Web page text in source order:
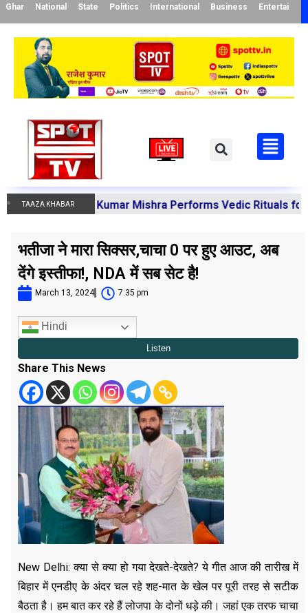
Ghar National State Politics International Business
TAAZA KHABAR
Manoj Kumar Mishra Performs Vedic Rituals for the
भतीजा ने मारा सिक्सर,चाचा 0 पर हुए आउट, अब
देंगे इस्तीफा!, NDA में सब सेट है!
March 13, 2024 7:35 pm
Hindi
Share This News
New Delhi: क्या से क्या हो गया देखते-देखते? ये गीत आज की तारीख में
बिहार में एनडीए के अंदर चल रहे शह-मात के खेल पर पूरी तरह से सटीक
बैठता है। हम बात कर रहे हैं लोजपा के दोनों धड़े की। जहां एक तरफ चाचा